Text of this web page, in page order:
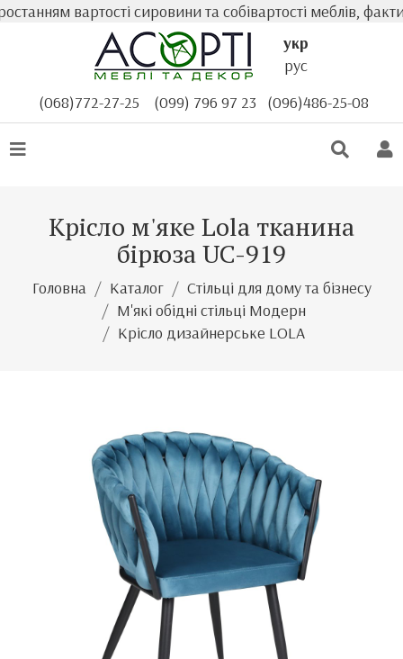
вартості сировини та собівартості меблів,
укр
рус
(068)772-27-25
(099) 796 97 23 (096)486-25-08
Крісло м'яке Lola тканина
бірюза UC-919
Головна Каталог
Стільці для дому та бізнесу
М'які обідні стільці Модерн
Крісло дизайнерське LOLA